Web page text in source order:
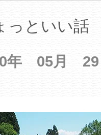
っといい話
年 05月